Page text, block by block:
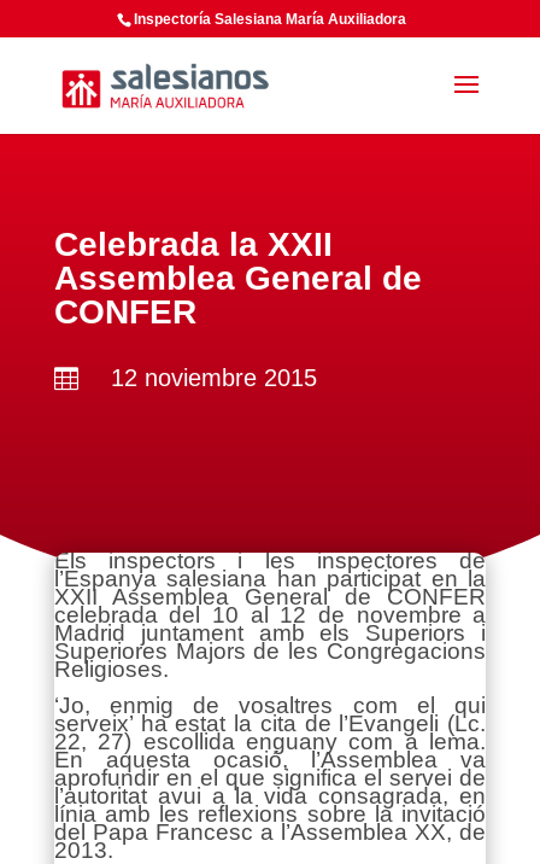
Inspectoría Salesiana María Auxiliadora
Celebrada la XXII
Assemblea General de
CONFER
 12 noviembre 2015
Els inspectors i les inspectores de
l’Espanya salesiana han participat en la
XXII Assemblea General de CONFER
celebrada del 10 al 12 de novembre a
Madrid juntament amb els Superiors i
Superiores Majors de les Congregacions
Religioses.
‘Jo, enmig de vosaltres com el qui
serveix’ ha estat la cita de l’Evangeli (Lc.
22, 27) escollida enguany com a lema.
En aquesta ocasió, l’Assemblea va
aprofundir en el que significa el servei de
l’autoritat avui a la vida consagrada, en
línia amb les reflexions sobre la invitació
del Papa Francesc a l’Assemblea XX, de
2013.